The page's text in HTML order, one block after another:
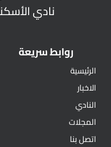
نادي
روابط سريعة
الرئيسية
الاخبار
النادي
المجلات
اتصل بنا